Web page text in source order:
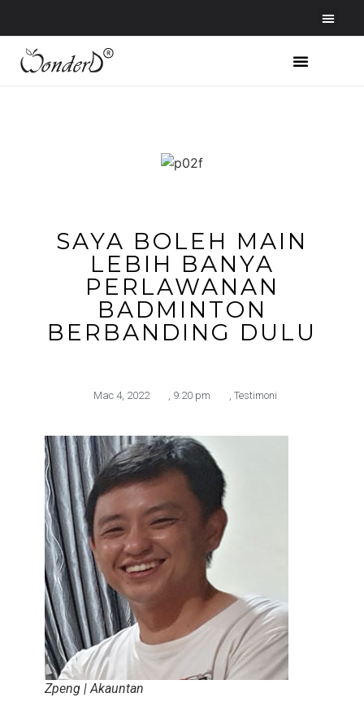
SAYA BOLEH MAIN
LEBIH BANYA
PERLAWANAN
BADMINTON
BERBANDING DULU
Mac 4, 2022 9:20 pm Testimoni
Zpeng | Akauntan